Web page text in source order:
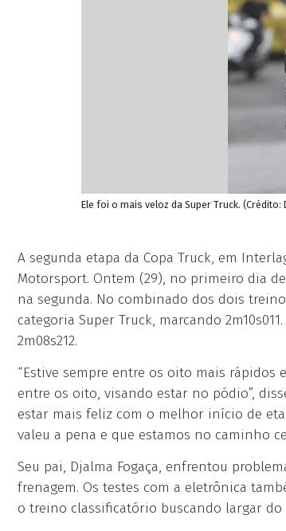
Ele foi o mais veloz da Super Truck. (Crédito:
A segunda etapa da Copa Truck, em
Motorsport. Ontem (29), no primeiro dia
na segunda. No combinado dos dois
categoria Super Truck, marcando
2m08s212.
“Estive sempre entre os oito mais
entre os oito, visando estar no pódio”,
estar mais feliz com o melhor início de
valeu a pena e que estamos no caminho
Seu pai, Djalma Fogaça, enfrentou
frenagem. Os testes com a eletrônica
o treino classificatório buscando largar do